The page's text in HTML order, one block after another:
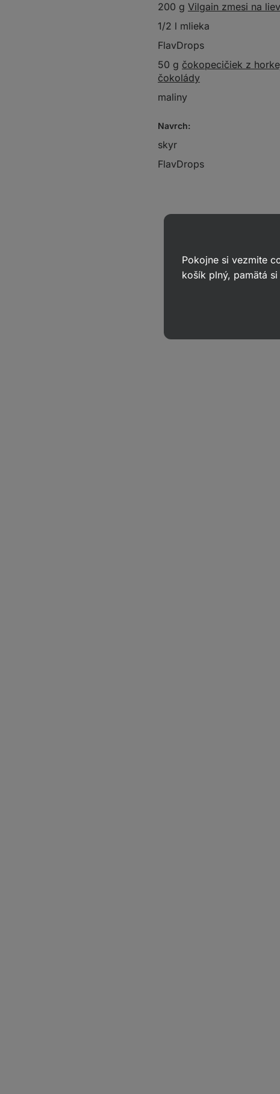
200 g Vilgain zmesi na
1/2 l mlieka
FlavDrops
50 g čokopecičiek z
čokolády
maliny
Navrch:
skyr
FlavDrops
Pokojne si vezmite
košík plný, pamätá